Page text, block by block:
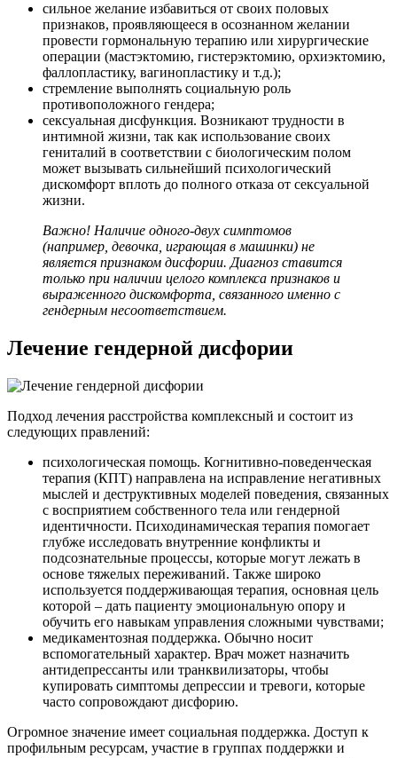
сильное желание избавиться от своих половых
признаков, проявляющееся в осознанном желании
провести гормональную терапию или хирургические
операции (мастэктомию, гистерэктомию, орхиэктомию,
фаллопластику, вагинопластику и т.д.);
стремление выполнять социальную роль
противоположного гендера;
сексуальная дисфункция. Возникают трудности в
интимной жизни, так как использование своих
гениталий в соответствии с биологическим полом
может вызывать сильнейший психологический
дискомфорт вплоть до полного отказа от сексуальной
жизни.
Важно! Наличие одного-двух симптомов
(например, девочка, играющая в машинки) не
является признаком дисфории. Диагноз ставится
только при наличии целого комплекса признаков и
выраженного дискомфорта, связанного именно с
гендерным несоответствием.
Лечение гендерной дисфории
Подход лечения расстройства комплексный и состоит из
следующих правлений:
психологическая помощь. Когнитивно-поведенческая
терапия (КПТ) направлена на исправление негативных
мыслей и деструктивных моделей поведения, связанных
с восприятием собственного тела или гендерной
идентичности. Психодинамическая терапия помогает
глубже исследовать внутренние конфликты и
подсознательные процессы, которые могут лежать в
основе тяжелых переживаний. Также широко
используется поддерживающая терапия, основная цель
которой – дать пациенту эмоциональную опору и
обучить его навыкам управления сложными чувствами;
медикаментозная поддержка. Обычно носит
вспомогательный характер. Врач может назначить
антидепрессанты или транквилизаторы, чтобы
купировать симптомы депрессии и тревоги, которые
часто сопровождают дисфорию.
Огромное значение имеет социальная поддержка. Доступ к
профильным ресурсам, участие в группах поддержки и